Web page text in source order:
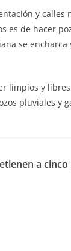
y calles
de hacer
se encharca
limpios y
pluviales y
a